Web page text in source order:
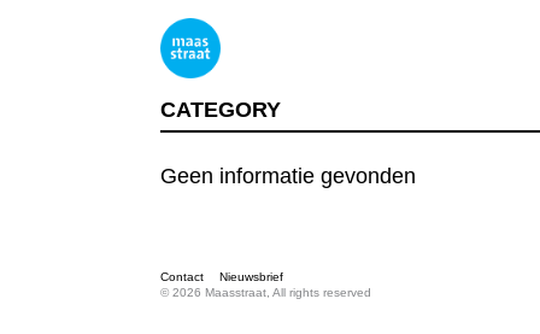
CATEGORY
Geen informatie gevonden
Contact
Nieuwsbrief
© 2026 Maasstraat, All rights reserved